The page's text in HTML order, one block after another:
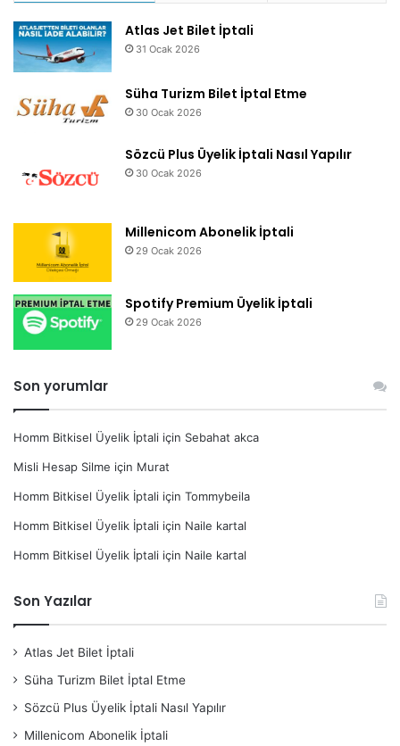
Atlas Jet Bilet İptali
31 Ocak 2026
Süha Turizm Bilet İptal Etme
30 Ocak 2026
Sözcü Plus Üyelik İptali Nasıl Yapılır
30 Ocak 2026
Millenicom Abonelik İptali
29 Ocak 2026
Spotify Premium Üyelik İptali
29 Ocak 2026
Son yorumlar
Homm Bitkisel Üyelik İptali için Sebahat akca
Misli Hesap Silme için Murat
Homm Bitkisel Üyelik İptali için Tommybeila
Homm Bitkisel Üyelik İptali için Naile kartal
Homm Bitkisel Üyelik İptali için Naile kartal
Son Yazılar
Atlas Jet Bilet İptali
Süha Turizm Bilet İptal Etme
Sözcü Plus Üyelik İptali Nasıl Yapılır
Millenicom Abonelik İptali